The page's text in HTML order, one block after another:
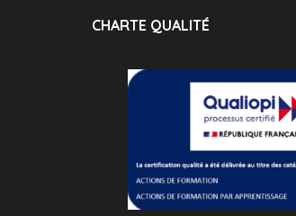
CHARTE QUALITÉ